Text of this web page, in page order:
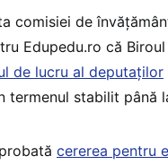
comisiei de
Edupedu.ro că
de lucru al deputaților
termenul stabilit până
cererea pentru